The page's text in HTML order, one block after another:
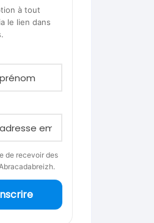
à tout
le lien dans
de recevoir des